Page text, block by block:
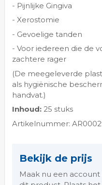
- Pijnlijke Gingiva
- Xerostomie
- Gevoelige tanden
- Voor iedereen die de
zachtere rager
(De meegeleverde
als hygiënische
handvat.)
Inhoud:25 stuks
Artikelnummer:
Bekijk de prijs
Maak nu een account